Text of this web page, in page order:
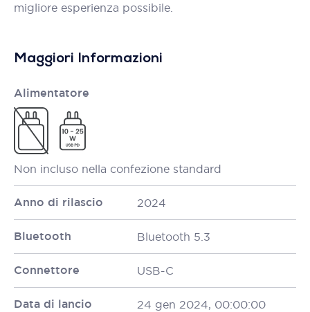
migliore esperienza possibile.
Maggiori Informazioni
Alimentatore
Non incluso nella confezione standard
Anno di rilascio 2024
Bluetooth Bluetooth 5.3
Connettore USB-C
Data di lancio 24 gen 2024, 00:00:00